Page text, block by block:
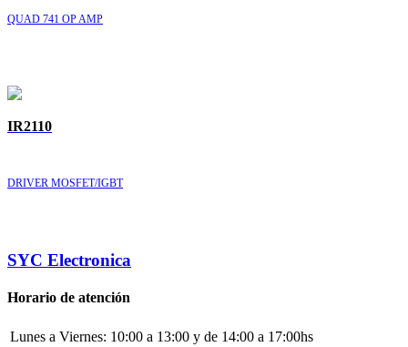
QUAD 741 OP AMP
IR2110
DRIVER MOSFET/IGBT
SYC Electronica
Horario de atención
Lunes a Viernes: 10:00 a 13:00 y de 14:00 a 17:00hs